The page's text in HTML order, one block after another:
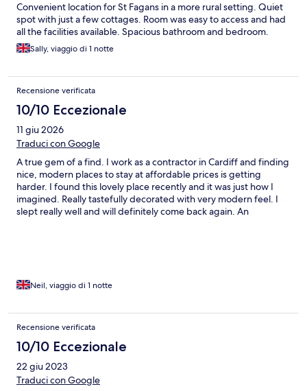
Convenient location for St Fagans in a more rural setting. Quiet
spot with just a few cottages. Room was easy to access and had
all the facilities available. Spacious bathroom and bedroom.
Sally, viaggio di 1 notte
Recensione verificata
10/10 Eccezionale
11 giu 2026
Traduci con Google
A true gem of a find. I work as a contractor in Cardiff and finding
nice, modern places to stay at affordable prices is getting
harder. I found this lovely place recently and it was just how I
imagined. Really tastefully decorated with very modern feel. I
slept really well and will definitely come back again. An
Neil, viaggio di 1 notte
Recensione verificata
10/10 Eccezionale
22 giu 2023
Traduci con Google